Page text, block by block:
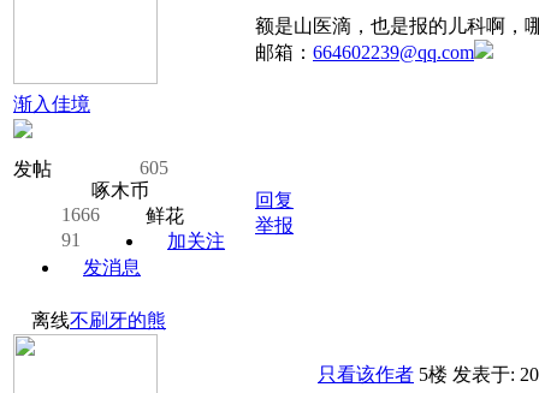
渐入佳境
发帖
605
啄木币
1666
鲜花
91
加关注
发消息
额是山医滴，也是报的儿科啊，
邮箱： 664602239@qq.com
回复
举报
离线不刷牙的熊
只看该作者 5楼 发表于: